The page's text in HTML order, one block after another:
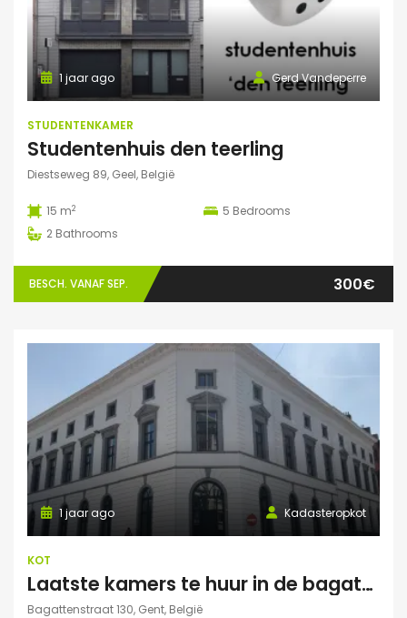
Gerd Vandeperre
1 jaar ago
STUDENTENKAMER
Studentenhuis den teerling
Diestseweg 89, Geel, België
15 m2 5 Bedrooms
2 Bathrooms
BESCH. VANAF SEP. 300€
Kadasteropkot
1 jaar ago
KOT
Laatste kamers te huur in de bagattenstraat 130
Bagattenstraat 130, Gent, België